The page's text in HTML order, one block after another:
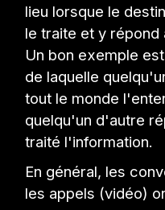
lieu lorsque le
le traite et y répond
Un bon exemple
de laquelle
tout le monde
quelqu'un d'autre
traité l'information.
En général, les
les appels (vidéo)